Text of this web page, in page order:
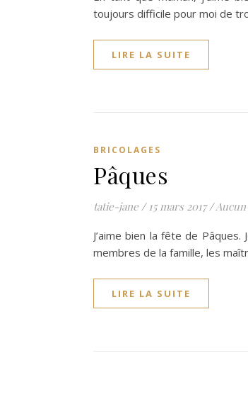
toujours difficile pour moi de
LIRE LA SUITE
BRICOLAGES
Pâques
tatie-jane / 15 mars 2017 /
J’aime bien la fête de
membres de la famille, les
LIRE LA SUITE